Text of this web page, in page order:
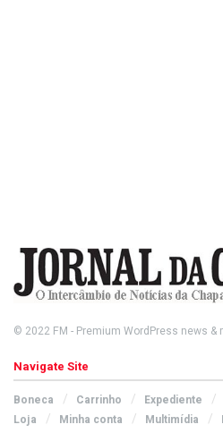
© 2022 FM - Premium WordPress news
Navigate Site
Boneca Carrinho Expediente
Loja
Minha conta Multimídia